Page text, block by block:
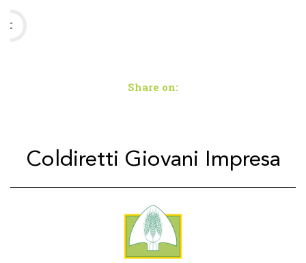
Share on:
Coldiretti Giovani Impresa